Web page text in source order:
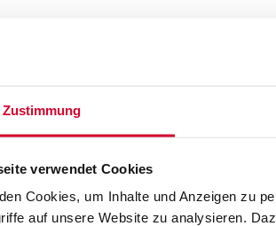
Zustimmung
verwendet Cookies
Cookies, um Inhalte und Anzeigen zu
auf unsere Website zu analysieren.
der E-Rechnungs­pflicht für
Erfahren Sie, welche
dabei bieten, um beispielsweise